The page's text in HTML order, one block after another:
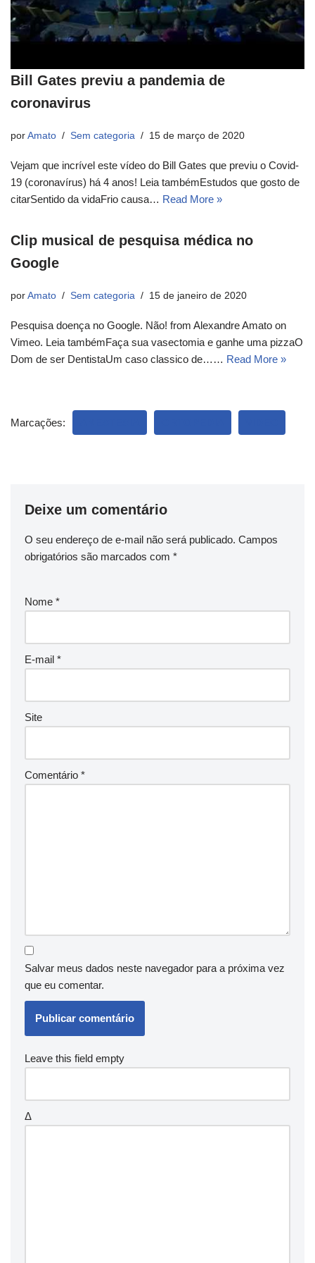
Bill Gates previu a pandemia de
coronavirus
por Amato Sem categoria 15 de março de 2020
Vejam que incrível este vídeo do Bill Gates que previu o Covid-
19 (coronavírus) há 4 anos! Leia tambémEstudos que gosto de
citarSentido da vidaFrio causa… Read More »
Clip musical de pesquisa médica no
Google
por Amato Sem categoria 15 de janeiro de 2020
Pesquisa doença no Google. Não! from Alexandre Amato on
Vimeo. Leia tambémFaça sua vasectomia e ganhe uma pizzaO
Dom de ser DentistaUm caso classico de…… Read More »
Marcações:
Deixe um comentário
O seu endereço de e-mail não será publicado. Campos
obrigatórios são marcados com *
Nome *
E-mail *
Site
Comentário *
Salvar meus dados neste navegador para a próxima vez
que eu comentar.
Leave this field empty
Δ